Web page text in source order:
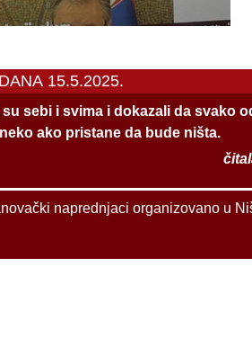
15.5.2025.
su sebi i svima i dokazali da svako
ako pristane da bude ništa.
naprednjaci organizovano u